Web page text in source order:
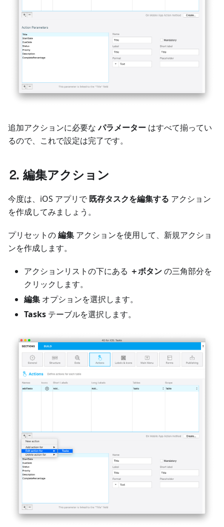
追加アクションに必要なパラメーター はすべて揃ってい
るので、これで設定は完了です。
⒉ 編集アクション
今度は、iOS アプリで既存タスクを編集する アクション
を作成してみましょう。
プリセットの編集 アクションを使用して、新規アクショ
ンを作成します。
アクションリストの下にある ＋ボタンの三角部分を
クリックします。
編集 オプションを選択します。
Tasks テーブルを選択します。